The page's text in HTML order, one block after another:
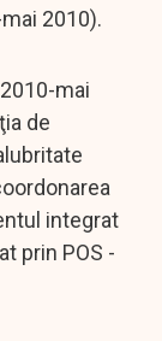
2010).
mai
de
integrat
prin POS -